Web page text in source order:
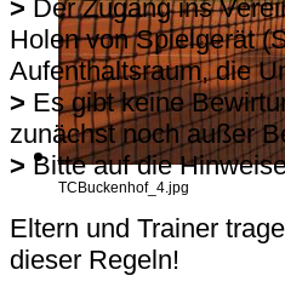
TCBuckenhof_4.jpg
> Der Zugang ins
Holen von Spielgerät
Aufenthaltsraum, die
> Es gibt keine
zunächst noch außer
> Bitte auf die
Eltern und Trainer
dieser Regeln!